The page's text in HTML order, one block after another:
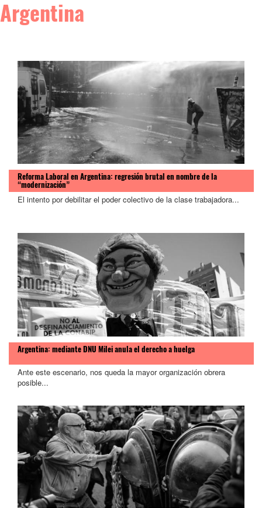
Argentina
Reforma Laboral en Argentina: regresión brutal en nombre de la
“modernización”
El intento por debilitar el poder colectivo de la clase trabajadora...
Argentina: mediante DNU Milei anula el derecho a huelga
Ante este escenario, nos queda la mayor organización obrera
posible...